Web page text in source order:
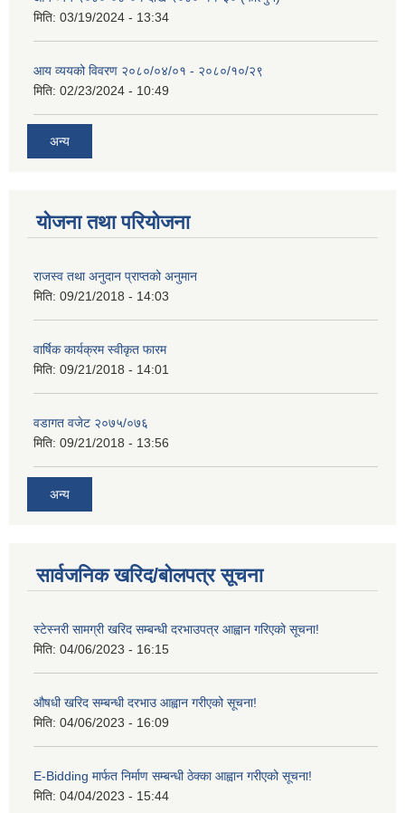
मिति: 03/19/2024 - 13:34
आय व्ययको विवरण २०८०/०४/०१ - २०८०/१०/२९
मिति: 02/23/2024 - 10:49
अन्य
योजना तथा परियोजना
राजस्व तथा अनुदान प्राप्तको अनुमान
मिति: 09/21/2018 - 14:03
वार्षिक कार्यक्रम स्वीकृत फारम
मिति: 09/21/2018 - 14:01
वडागत वजेट २०७५/०७६
मिति: 09/21/2018 - 13:56
अन्य
सार्वजनिक खरिद/बोलपत्र सूचना
स्टेस्नरी सामग्री खरिद सम्बन्धी दरभाउपत्र आह्वान गरिएको सूचना!
मिति: 04/06/2023 - 16:15
औषधी खरिद सम्बन्धी दरभाउ आह्वान गरीएको सूचना!
मिति: 04/06/2023 - 16:09
E-Bidding मार्फत निर्माण सम्बन्धी ठेक्का आह्वान गरीएको सूचना!
मिति: 04/04/2023 - 15:44